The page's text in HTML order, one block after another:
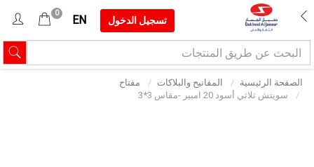
تسجيل الدخول EN
0
الصفحة الرئيسية المفاتيح والبلاكات
مفتاح
سويتش ثلاثي أسود 20 امبير -مقاس 3*3